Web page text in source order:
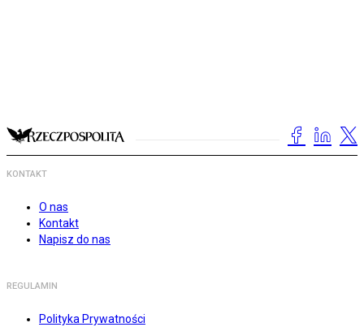
KONTAKT
O nas
Kontakt
Napisz do nas
REGULAMIN
Polityka Prywatności